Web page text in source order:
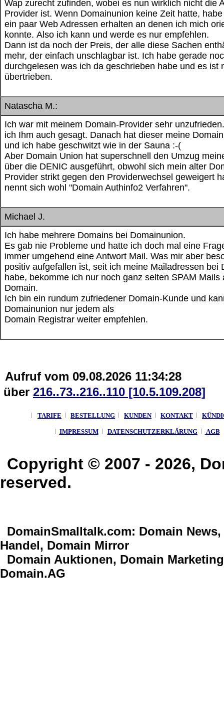
Wap zurecht zufinden, wobei es nun wirklich nicht die
Provider ist. Wenn Domainunion keine Zeit hatte,
ein paar Web Adressen erhalten an denen ich mich
konnte. Also ich kann und werde es nur empfehlen.
Dann ist da noch der Preis, der alle diese Sachen
mehr, der einfach unschlagbar ist. Ich habe gerade
durchgelesen was ich da geschrieben habe und es ist
übertrieben.
Natascha M.:
Ich war mit meinem Domain-Provider sehr
ich Ihm auch gesagt. Danach hat dieser meine
und ich habe geschwitzt wie in der Sauna :-(
Aber Domain Union hat superschnell den Umzug
über die DENIC ausgeführt, obwohl sich mein alter
Provider strikt gegen den Providerwechsel geweigert
nennt sich wohl "Domain Authinfo2 Verfahren".
Michael J.
Ich habe mehrere Domains bei Domainunion.
Es gab nie Probleme und hatte ich doch mal eine
immer umgehend eine Antwort Mail. Was mir aber
positiv aufgefallen ist, seit ich meine Mailadressen bei
habe, bekomme ich nur noch ganz selten SPAM Mails
Domain.
Ich bin ein rundum zufriedener Domain-Kunde und
Domainunion nur jedem als
Domain Registrar weiter empfehlen.
Aufruf vom 09.08.2026 11:34:28
über 216..73..216..110 [10.5.109.208]
TARIFE BESTELLUNG KUNDEN KONTAKT
IMPRESSUM DATENSCHUTZERKLÄRUNG AGB
Copyright © 2007 - 2026,
reserved.
DomainSmalltalk.com: Domain
Handel, Domain Mirror
Domain Auktionen, Domain
Domain.AG